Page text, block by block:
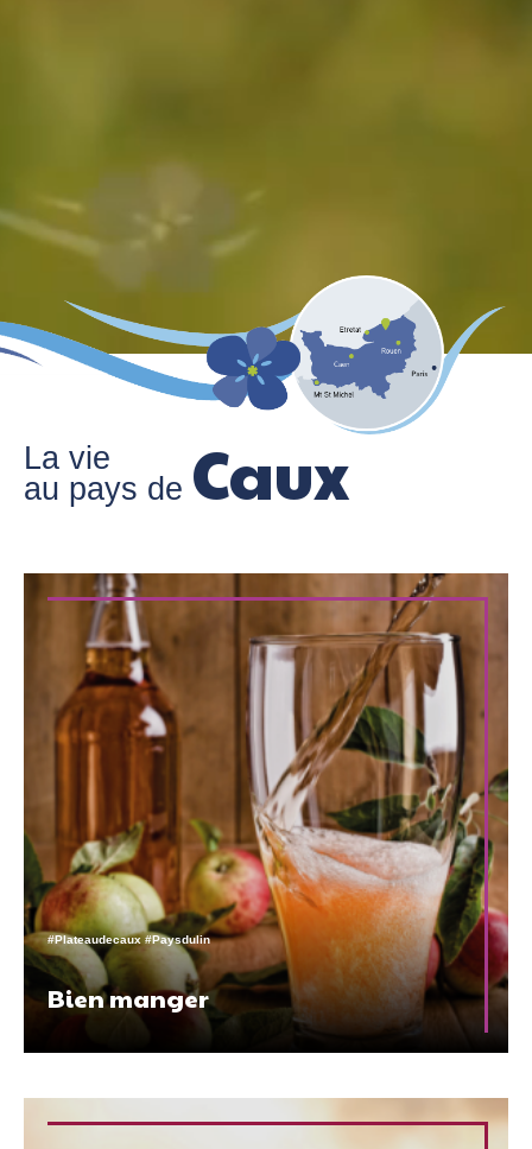
La vie
au pays de Caux
ACTUALITÉ - vendredi 12 juin 2026
Le lin en Fête à Doudeville : le plus grand
rendez-vous du lin en Normandie !
#Plateaudecaux #Paysdulin
Bien manger